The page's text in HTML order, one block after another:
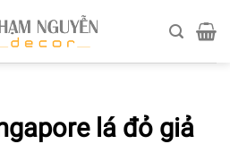
lá đỏ giả